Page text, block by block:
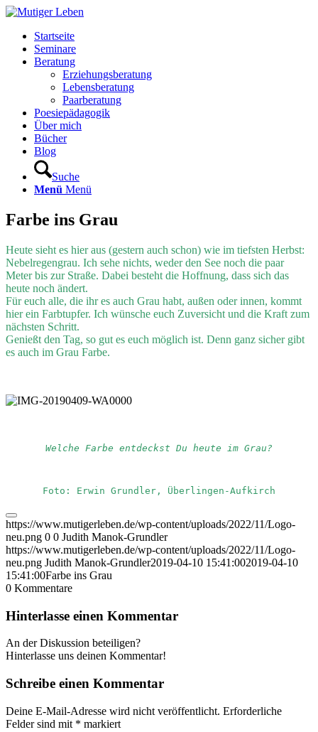
Startseite
Seminare
Beratung
Erziehungsberatung
Lebensberatung
Paarberatung
Poesiepädagogik
Über mich
Bücher
Blog
Suche
Menü Menü
Farbe ins Grau
Heute sieht es hier aus (gestern auch schon) wie im tiefsten Herbst:
Nebelregengrau. Ich sehe nichts, weder den See noch die paar
Meter bis zur Straße. Dabei besteht die Hoffnung, dass sich das
heute noch ändert.
Für euch alle, die ihr es auch Grau habt, außen oder innen, kommt
hier ein Farbtupfer. Ich wünsche euch Zuversicht und die Kraft zum
nächsten Schritt.
Genießt den Tag, so gut es euch möglich ist. Denn ganz sicher gibt
es auch im Grau Farbe.
Welche Farbe entdeckst Du heute im Grau?
Foto: Erwin Grundler, Überlingen-Aufkirch
https://www.mutigerleben.de/wp-content/uploads/2022/11/Logo-
neu.png 0 0 Judith Manok-Grundler
https://www.mutigerleben.de/wp-content/uploads/2022/11/Logo-
neu.png Judith Manok-Grundler2019-04-10 15:41:002019-04-10
15:41:00Farbe ins Grau
0 Kommentare
Hinterlasse einen Kommentar
An der Diskussion beteiligen?
Hinterlasse uns deinen Kommentar!
Schreibe einen Kommentar
Deine E-Mail-Adresse wird nicht veröffentlicht. Erforderliche
Felder sind mit * markiert